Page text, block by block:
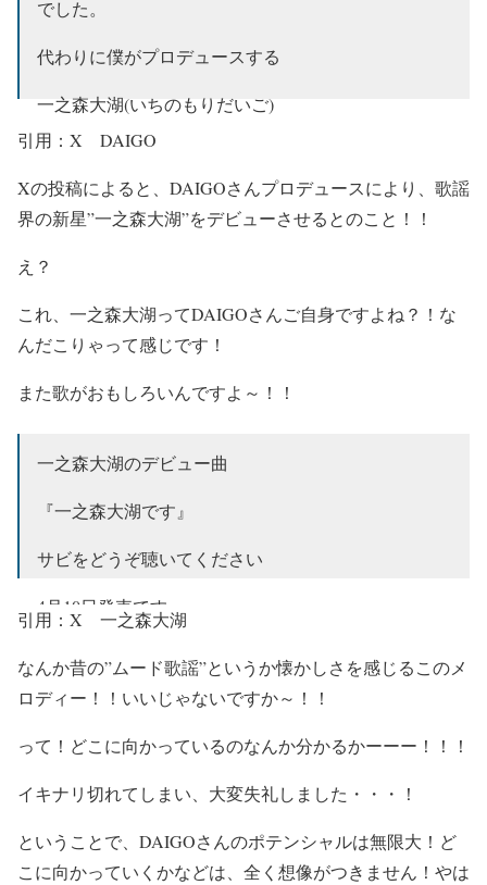
でした。
代わりに僕がプロデュースする
一之森大湖(いちのもりだいご)
に出演してもらいました！
4月10日にデビューです。
@DaigoIchinomori #一之森大湖
pic.twitter.com/FyLWdHLICZ
— DAIGO (@Daigo19780408)
January 17, 2024
引用：X DAIGO
Xの投稿によると、 DAIGOさんプロデュースにより、 歌謡
界の新星”一之森大湖”をデビューさせるとのこと！！
え？
これ、 一之森大湖ってDAIGOさんご自身ですよね？！ な
んだこりゃって感じです！
また歌がおもしろいんですよ～！！
一之森大湖のデビュー曲
『一之森大湖です』
サビをどうぞ聴いてください
4月10日発売です。
心を込めて歌った
仮歌です。#一之森大湖#DAIGO#一之森大湖です
引用：X 一之森大湖
なんか昔の”ムード歌謡”というか懐かしさを感じるこのメ
ロディー！！いいじゃないですか～！！
って！どこに向かっているのなんか分かるかーーー！！！
イキナリ切れてしまい、大変失礼しました・・・！
ということで、 DAIGOさんのポテンシャルは無限大！ ど
こに向かっていくかなどは、全く想像がつきません！ やは